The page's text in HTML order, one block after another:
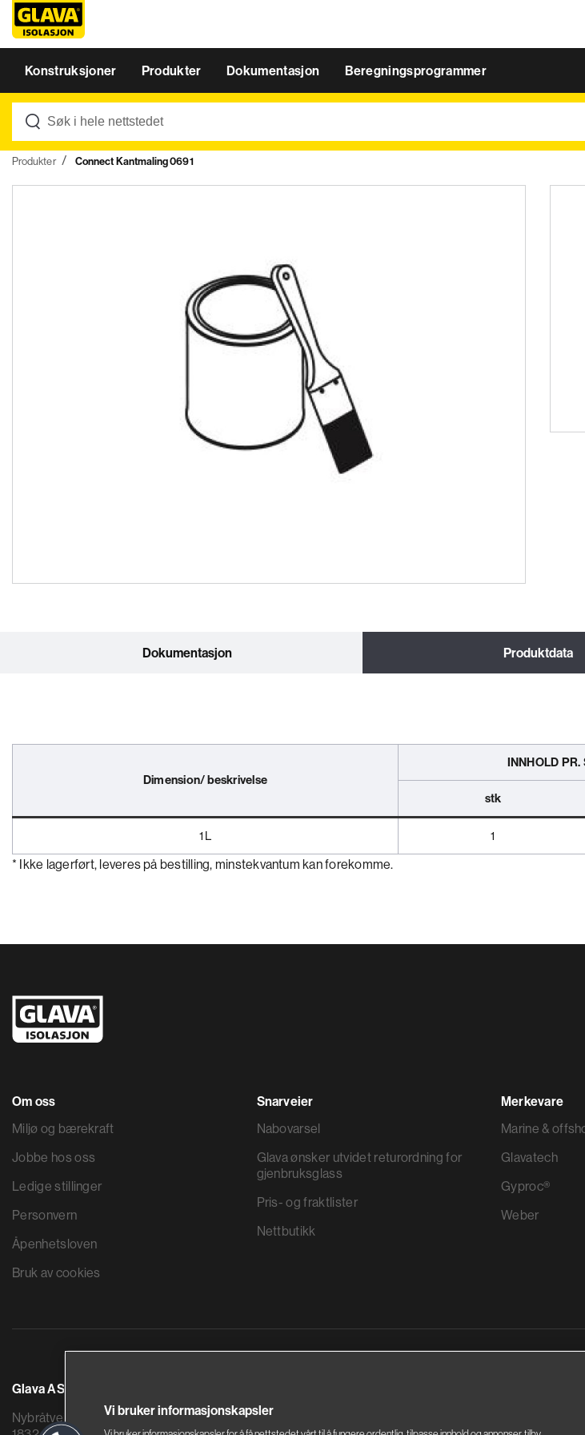
Konstruksjoner Produkter Dokumentasjon Beregningsprogrammer
Produkter Connect Kantmaling 0691
Dokumentasjon Produktdata
Dimension/ beskrivelse
INNHOLD PR.
stk
1 L 1
* Ikke lagerført, leveres på bestilling, minstekvantum kan forekomme.
Om oss
Miljø og bærekraft
Jobbe hos oss
Ledige stillinger
Personvern
Åpenhetsloven
Bruk av cookies
Snarveier
Nabovarsel
Glava ønsker utvidet returordning for
gjenbruksglass
Pris- og fraktlister
Nettbutikk
Merkevare
Marine &
Glavatech
Gyproc®
Weber
Glava AS
Nybråtveien 2
Sandstuveien 68
Vi bruker informasjonskapsler